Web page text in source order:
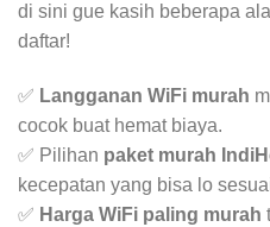
di sini gue kasih beberapa
daftar!
✅ Langganan WiFi murah
cocok buat hemat biaya.
✅ Pilihan paket murah
kecepatan yang bisa lo
✅ Harga WiFi paling murah